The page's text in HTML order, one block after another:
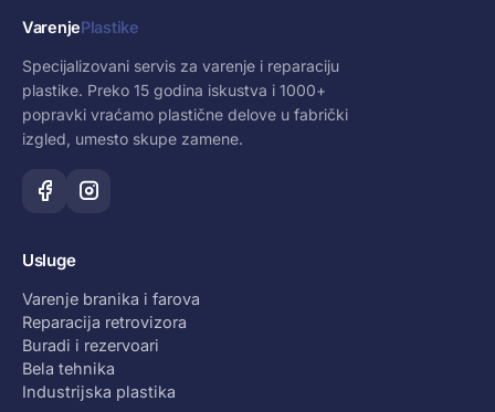
VarenjePlastike
Specijalizovani servis za varenje i reparaciju
plastike. Preko 15 godina iskustva i 1000+
popravki vraćamo plastične delove u fabrički
izgled, umesto skupe zamene.
Usluge
Varenje branika i farova
Reparacija retrovizora
Buradi i rezervoari
Bela tehnika
Industrijska plastika